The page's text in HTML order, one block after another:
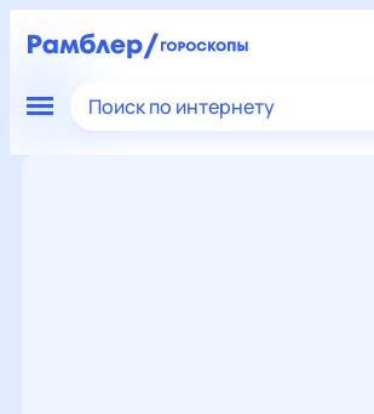
Поиск по интернету